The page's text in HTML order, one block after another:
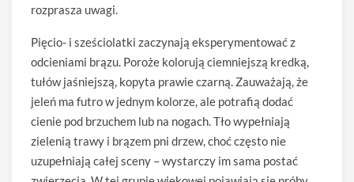
rozprasza uwagi.
Pięcio- i sześciolatki zaczynają eksperymentować z
odcieniami brązu. Poroże kolorują ciemniejszą kredką,
tułów jaśniejszą, kopyta prawie czarną. Zauważają, że
jeleń ma futro w jednym kolorze, ale potrafią dodać
cienie pod brzuchem lub na nogach. Tło wypełniają
zielenią trawy i brązem pni drzew, choć często nie
uzupełniają całej sceny – wystarczy im sama postać